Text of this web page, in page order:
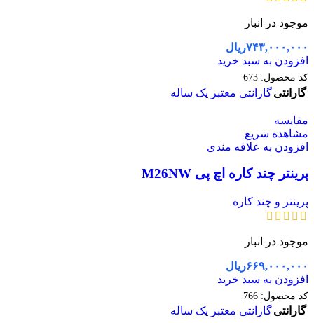
موجود در انبار
۷۴۳,۰۰۰,۰۰۰ریال
افزودن به سبد خرید
کد محصول: 673
گارانتیگارانتی معتبر یک ساله
مقایسه
مشاهده سریع
افزودن به علاقه مندی
پرینتر چند کاره اچ پی M26NW
پرینتر و چند کاره
موجود در انبار
۶۶۹,۰۰۰,۰۰۰ریال
افزودن به سبد خرید
کد محصول: 766
گارانتیگارانتی معتبر یک ساله